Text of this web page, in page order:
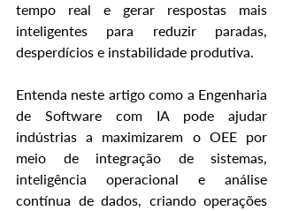
tempo real e gerar respostas mais
inteligentes para reduzir paradas,
desperdícios e instabilidade produtiva.
Entenda neste artigo como a Engenharia
de Software com IA pode ajudar
indústrias a maximizarem o OEE por
meio de integração de sistemas,
inteligência operacional e análise
contínua de dados, criando operações